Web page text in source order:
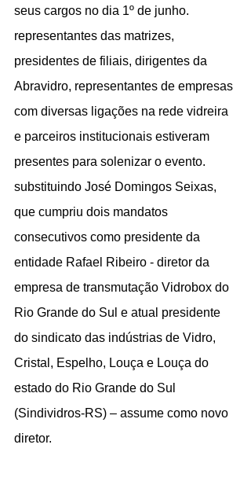
seus cargos no dia 1º de junho.
representantes das matrizes,
presidentes de filiais, dirigentes da
Abravidro, representantes de empresas
com diversas ligações na rede vidreira
e parceiros institucionais estiveram
presentes para solenizar o evento.
substituindo José Domingos Seixas,
que cumpriu dois mandatos
consecutivos como presidente da
entidade Rafael Ribeiro - diretor da
empresa de transmutação Vidrobox do
Rio Grande do Sul e atual presidente
do sindicato das indústrias de Vidro,
Cristal, Espelho, Louça e Louça do
estado do Rio Grande do Sul
(Sindividros-RS) – assume como novo
diretor.